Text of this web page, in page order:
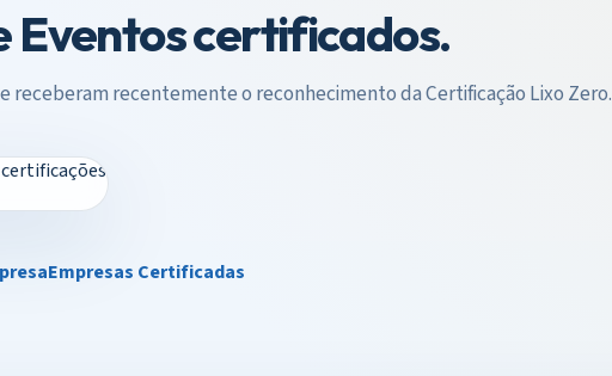
Eventos certificados.
receberam recentemente o reconhecimento da Certificação Lixo Zero.
Empresas Certificadas